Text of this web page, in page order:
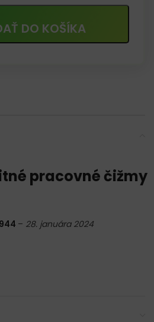
DO KOŠÍKA
pracovné čižmy
– 28. januára 2024